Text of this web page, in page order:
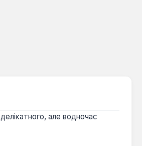
але водночас